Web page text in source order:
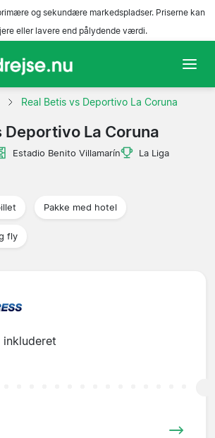
og sekundære markedspladser. Priserne kan
eller lavere end pålydende værdi.
Real Betis vs Deportivo La Coruna
Deportivo La Coruna
Estadio Benito Villamarín
La Liga
Pakke med hotel
fly
inkluderet